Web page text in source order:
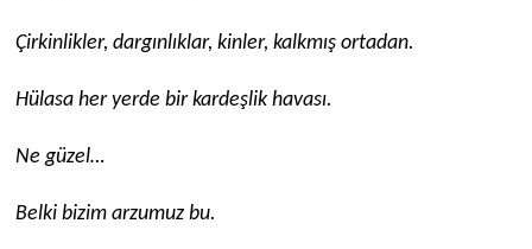
Çirkinlikler, dargınlıklar, kinler, kalkmış ortadan.
Hülasa her yerde bir kardeşlik havası.
Ne güzel…
Belki bizim arzumuz bu.